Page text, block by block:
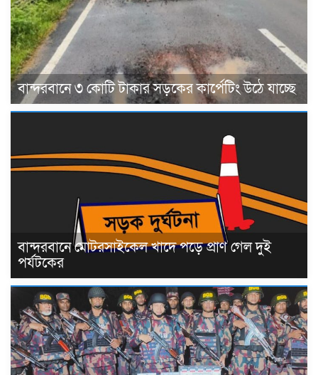
বান্দরবানে ৩ কোটি টাকার সড়কের কার্পেটিং উঠে যাচ্ছে
বান্দরবানে মোটরসাইকেল খাদে পড়ে প্রাণ গেল দুই
পর্যটকের